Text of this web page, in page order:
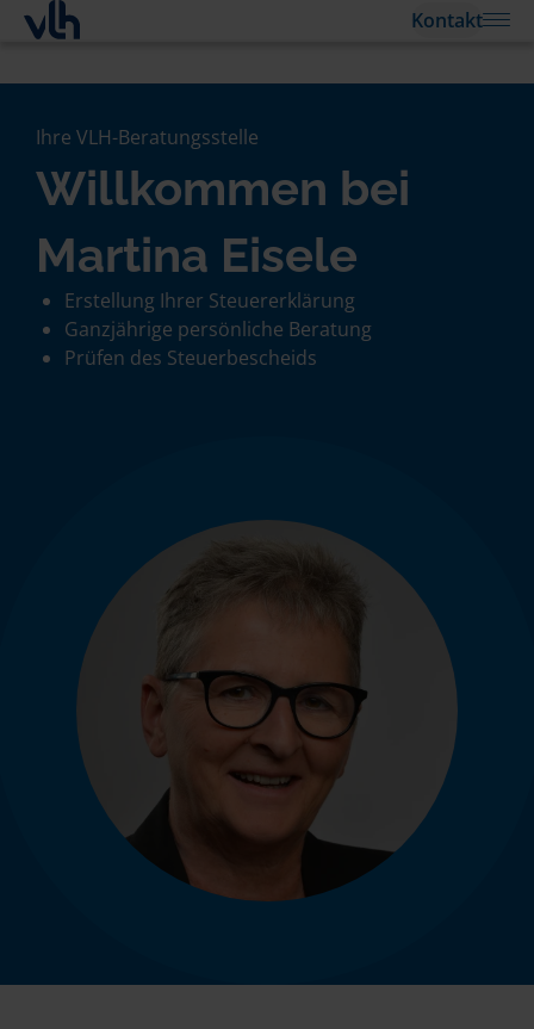
Kontakt
Ihre VLH-Beratungsstelle
Willkommen bei
Martina Eisele
Erstellung Ihrer Steuererklärung
Ganzjährige persönliche Beratung
Prüfen des Steuerbescheids